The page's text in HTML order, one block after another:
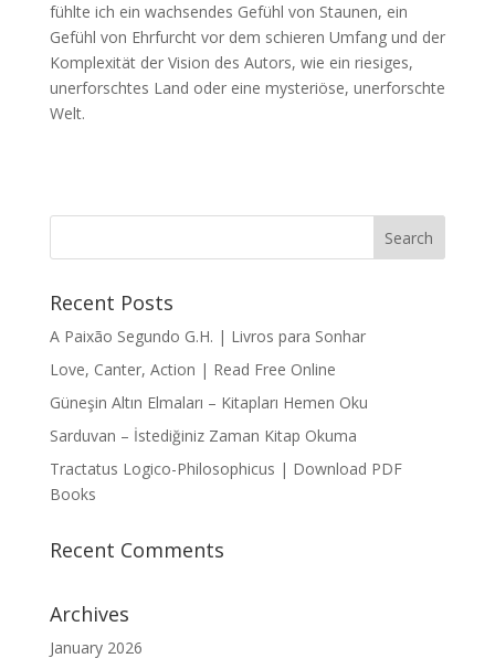
fühlte ich ein wachsendes Gefühl von Staunen, ein
Gefühl von Ehrfurcht vor dem schieren Umfang und der
Komplexität der Vision des Autors, wie ein riesiges,
unerforschtes Land oder eine mysteriöse, unerforschte
Welt.
Recent Posts
A Paixão Segundo G.H. | Livros para Sonhar
Love, Canter, Action | Read Free Online
Güneşin Altın Elmaları – Kitapları Hemen Oku
Sarduvan – İstediğiniz Zaman Kitap Okuma
Tractatus Logico-Philosophicus | Download PDF
Books
Recent Comments
Archives
January 2026